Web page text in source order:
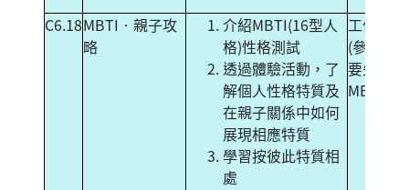
C6.18MBTI‧親子攻
略
介紹MBTI(16型人
格)性格測試
透過體驗活動，了
解個人性格特質及
在親子關係中如何
展現相應特質
學習按彼此特質相
處
工作坊
(參加者
要先完成
MBTI